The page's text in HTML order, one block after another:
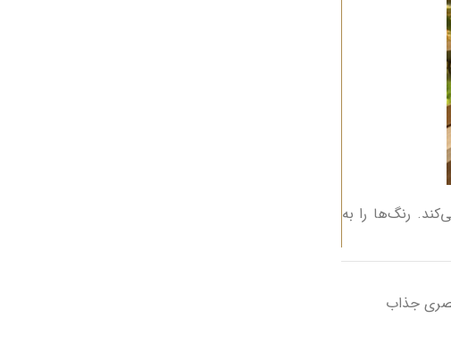
رنگ‌ها را به
بصری جذاب